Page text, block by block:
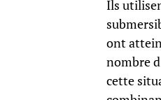
Ils
ont
nombre
cette